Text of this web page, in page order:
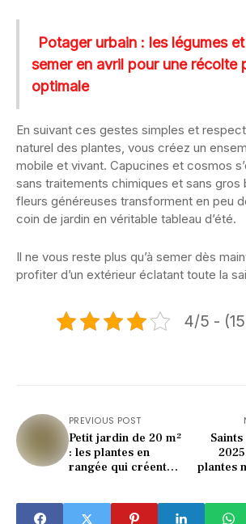
Potager urbain : les légumes
semer en avril pour une récolte
optimale
En suivant ces gestes simples et
naturel des plantes, vous créez un
mobile et vivant. Capucines et cosmos
sans traitements chimiques et sans gros
fleurs généreuses transforment en peu
coin de jardin en véritable tableau d’été.
Il ne vous reste plus qu’à semer dès
profiter d’un extérieur éclatant toute la
4/5 -
PREVIOUS POST
Petit jardin de 20 m²
: les plantes en
rangée qui créent
plantes